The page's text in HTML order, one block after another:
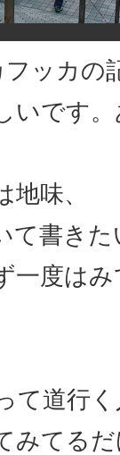
ッカの
いです
味、
て書き
一度は
て道行
みてる